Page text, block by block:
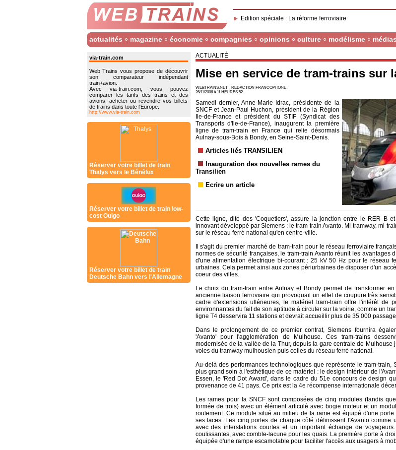
Edition spéciale : La réforme ferroviaire
actualités magazine économie compagnies opinions culture modélisme médias
via-train.com
Web Trains vous propose de découvrir
son comparateur indépendant
train+avion.
Avec via-train.com, vous pouvez
comparer les tarifs des trains et des
avions, acheter ou revendre vos billets
de trains dans toute l'Europe.
http://www.via-train.com
Réserver votre billet de train
Thalys vers le Bénélux
Réserver votre billet de train low-
cost Ouigo
Réserver votre billet de train
Deutsche Bahn vers l'Allemagne
ACTUALITÉ
Mise en service de tram-trains sur
WEBTRAINS.NET - REDACTION FRANCOPHONE
26/11/2006 à 11 HEURES 52
Samedi dernier, Anne-Marie Idrac, présidente de la
SNCF et Jean-Paul Huchon, président de la Région
Ile-de-France et président du STIF (Syndicat des
Transports d'Ile-de-France), inaugurent la première
ligne de tram-train en France qui relie désormais
Aulnay-sous-Bois à Bondy, en Seine-Saint-Denis.
Articles liés TRANSILIEN
Inauguration des nouvelles rames du
Transilien
Ecrire un article
Cette ligne, dite des 'Coquetiers', assure la jonction entre le RER B
innovant développé par Siemens : le tram-train Avanto. Mi-tramway, mi-
sur le réseau ferré national qu'en centre-ville.
Il s'agit du premier marché de tram-train pour le réseau ferroviaire
normes de sécurité françaises, le tram-train Avanto réunit les avantages
d'une alimentation électrique bi-courant : 25 kV 50 Hz pour le réseau
urbaines. Cela permet ainsi aux zones périurbaines de disposer d'un
coeur des villes.
Le choix du tram-train entre Aulnay et Bondy permet de transformer
ancienne liaison ferroviaire qui provoquait un effet de coupure très
cadre d'extensions ultérieures, le matériel tram-train offre l'intérêt de
environnantes du fait de son aptitude à circuler sur la voirie, comme un
ligne T4 desservira 11 stations et devrait accueillir plus de 35 000
Dans le prolongement de ce premier contrat, Siemens fournira
'Avanto' pour l'agglomération de Mulhouse. Ces tram-trains
modernisée de la vallée de la Thur, depuis la gare centrale de Mulhouse
voies du tramway mulhousien puis celles du réseau ferré national.
Au-delà des performances technologiques que représente le tram-train,
plus grand soin à l'esthétique de ce matériel : le design intérieur de
Essen, le 'Red Dot Award', dans le cadre du 51e concours de design
provenance de 41 pays. Ce prix est la 4e récompense internationale
Les rames pour la SNCF sont composées de cinq modules (tandis
formée de trois) avec un élément articulé avec bogie moteur et un
roulement. Ce module situé au milieu de la rame est équipé d'une
ses faces. Les cinq portes de chaque côté définissent l'Avanto comme
avec des interstations courtes et un important échange de
coulissantes, avec comble-lacune pour les quais. La première porte à
équipée d'une rampe escamotable pour faciliter l'accès aux usagers à